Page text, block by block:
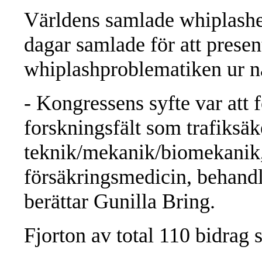
Världens samlade
dagar samlade för att
whiplashproblematiken ur
- Kongressens syfte var att
forskningsfält som
teknik/mekanik/
försäkringsmedicin,
berättar Gunilla Bring.
Fjorton av total 110 bidrag